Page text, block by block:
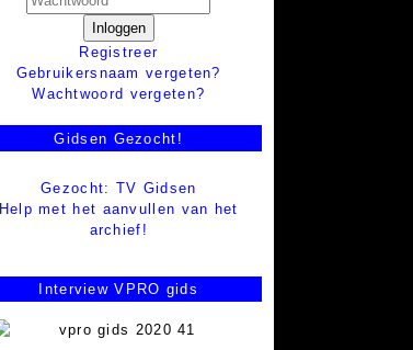
Inloggen
Registreer
Gebruikersnaam vergeten?
Wachtwoord vergeten?
Gidsen Gezocht!
Gezocht: TV Gidsen
Help met het aanvullen van het
archief!
Interview VPRO gids